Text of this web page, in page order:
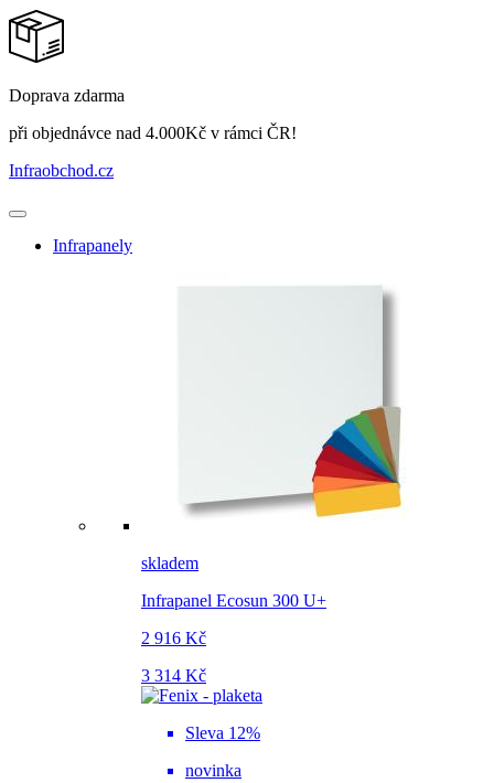
Doprava zdarma
při objednávce nad 4.000Kč v rámci ČR!
Infraobchod.cz
Infrapanely
skladem
Infrapanel Ecosun 300 U+
2 916 Kč
3 314 Kč
Sleva 12%
novinka